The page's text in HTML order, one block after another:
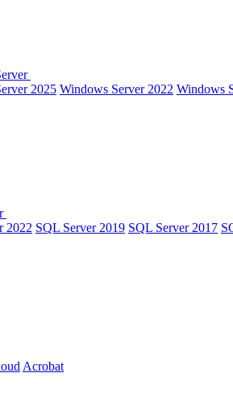
2025 Windows Server 2022 Windows
2022 SQL Server 2019 SQL Server 2017
Acrobat